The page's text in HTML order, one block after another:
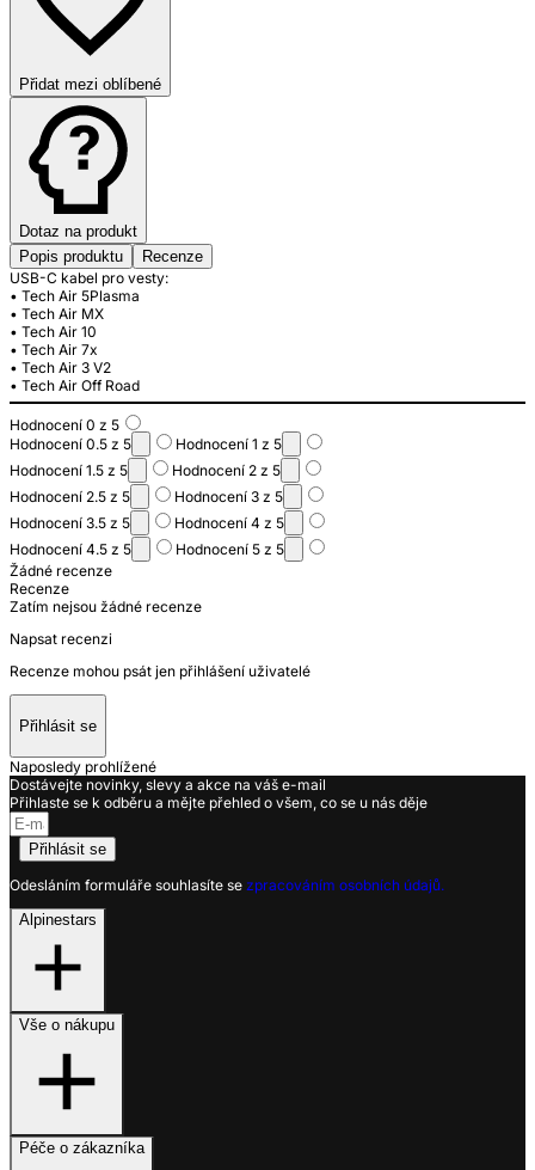
Přidat mezi oblíbené
Dotaz na produkt
Popis produktu
Recenze
USB-C kabel pro vesty:
• Tech Air 5Plasma
• Tech Air MX
• Tech Air 10
• Tech Air 7x
• Tech Air 3 V2
• Tech Air Off Road
Hodnocení 0 z 5
Hodnocení 0.5 z 5
Hodnocení 1 z 5
Hodnocení 1.5 z 5
Hodnocení 2 z 5
Hodnocení 2.5 z 5
Hodnocení 3 z 5
Hodnocení 3.5 z 5
Hodnocení 4 z 5
Hodnocení 4.5 z 5
Hodnocení 5 z 5
Žádné recenze
Recenze
Zatím nejsou žádné recenze
Napsat recenzi
Recenze mohou psát jen přihlášení uživatelé
Přihlásit se
Naposledy prohlížené
Dostávejte novinky, slevy a akce na váš e-mail
Přihlaste se k odběru a mějte přehled o všem, co se u nás děje
Přihlásit se
Odesláním formuláře souhlasíte se zpracováním osobních údajů.
Alpinestars
Vše o nákupu
Péče o zákazníka